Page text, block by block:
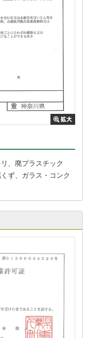
、廃プラスチック
ず、ガラス・コンク